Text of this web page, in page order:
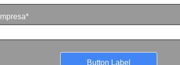
Button Label